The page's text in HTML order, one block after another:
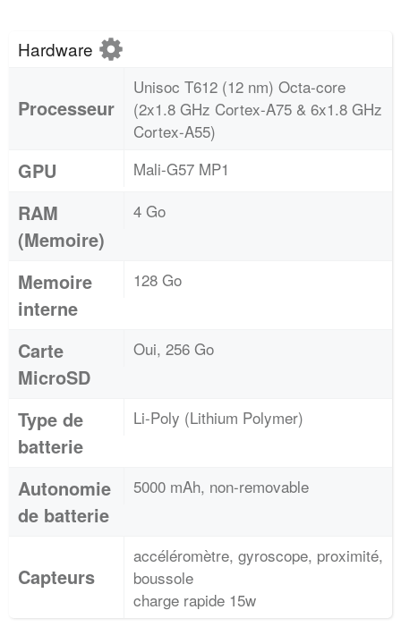
Hardware
Processeur
Unisoc T612 (12 nm) Octa-core
(2x1.8 GHz Cortex-A75 & 6x1.8 GHz
Cortex-A55)
GPU Mali-G57 MP1
RAM
(Memoire)
4 Go
Memoire
interne
128 Go
Carte
MicroSD
Oui, 256 Go
Type de
batterie
Li-Poly (Lithium Polymer)
Autonomie
de batterie
5000 mAh, non-removable
Capteurs
accéléromètre, gyroscope, proximité,
boussole
charge rapide 15w